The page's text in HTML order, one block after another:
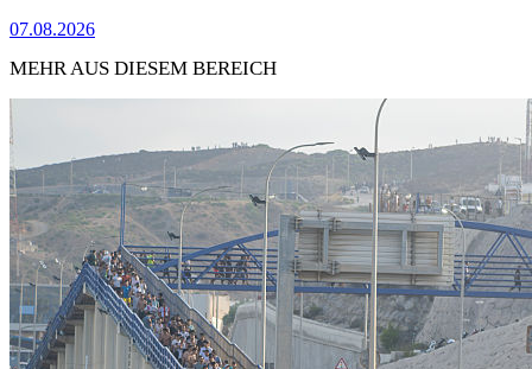
07.08.2026
MEHR AUS DIESEM BEREICH